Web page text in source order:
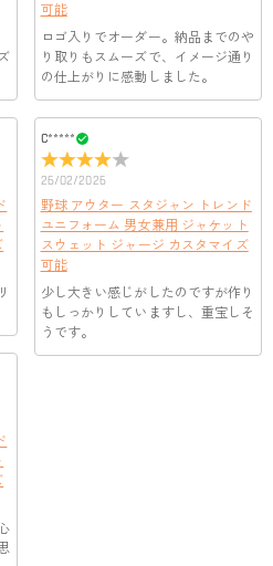
可能
ロゴ入りでオーダー。納品までのや
り取りもスムーズで、イメージ通り
の仕上がりに感動しました。
C*****
26/02/2026
野球 アウター スタジャン トレンド
ユニフォーム 男女兼用 ジャケット
スウェット ジャージ カスタマイズ
可能
少し大きい感じがしたのですが作り
もしっかりしていますし、重宝しそ
うです。
リティで保護されております。お
サーバーに一切保存されません。
発行会社によって処理されます。
すか？
的としたコンプライアンスに則
を定めています。お客様に安心かつ
う最善の注意を払い、個人情報を厳
細はプライバシーポリシー
をオーダーメイドします
選んで、ページに表示した項目や
に追加してご注文手続きをお願い
ことがありますか？
のモニタやスマホの画面）、商品撮
ジ画像が実際の商品と色味が異なる
イズを選びますか？
選んで、商品ページの画像にサイ
サイズをお選びください。測定方
〜2cm程度の誤差がある場合がござ
ります。通常配送は送料が2,520
なります。速達配送は送料が5,400
で無料になります。（一部離島や
が別途加算されます。）
ますか？
受注製作品のため、ご入金を確
大量生産品ではなく、一つ一つ手
時間は商品ページに記載しており
お選び頂いた「配送方法」の選択
ります。詳細は
？
日以内の未使用品の返品は可能で
は50%の返品手数料(材料費)が発
セル/返品について